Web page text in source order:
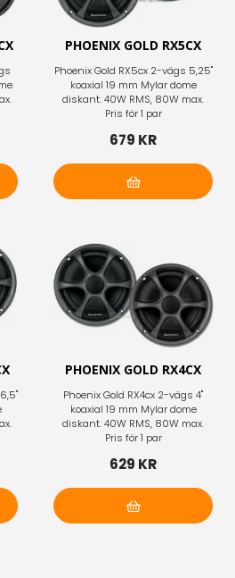
PHOENIX GOLD RX5CX
Phoenix Gold RX5cx 2-vägs 5,25"
koaxial 19 mm Mylar dome
diskant. 40W RMS, 80W max.
Pris för 1 par
679 KR
PHOENIX GOLD RX4CX
Phoenix Gold RX4cx 2-vägs 4"
koaxial 19 mm Mylar dome
diskant. 40W RMS, 80W max.
Pris för 1 par
629 KR